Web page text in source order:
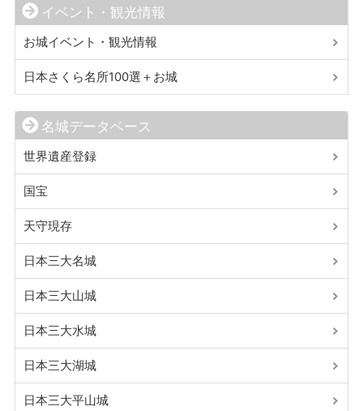
イベント・観光情報
お城イベント・観光情報
日本さくら名所100選＋お城
名城データベース
世界遺産登録
国宝
天守現存
日本三大名城
日本三大山城
日本三大水城
日本三大湖城
日本三大平山城